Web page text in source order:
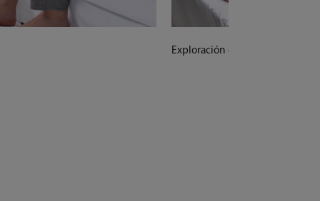
Exploración estirado